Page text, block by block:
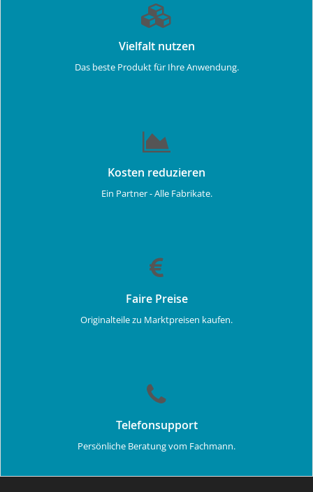
Vielfalt nutzen
Das beste Produkt für Ihre Anwendung.
Kosten reduzieren
Ein Partner - Alle Fabrikate.
Faire Preise
Originalteile zu Marktpreisen kaufen.
Telefonsupport
Persönliche Beratung vom Fachmann.